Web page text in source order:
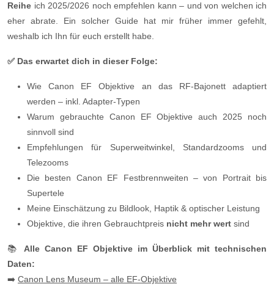
Reihe ich 2025/2026 noch empfehlen kann – und von welchen ich
eher abrate. Ein solcher Guide hat mir früher immer gefehlt,
weshalb ich Ihn für euch erstellt habe.
✅ Das erwartet dich in dieser Folge:
Wie Canon EF Objektive an das RF-Bajonett adaptiert
werden – inkl. Adapter-Typen
Warum gebrauchte Canon EF Objektive auch 2025 noch
sinnvoll sind
Empfehlungen für Superweitwinkel, Standardzooms und
Telezooms
Die besten Canon EF Festbrennweiten – von Portrait bis
Supertele
Meine Einschätzung zu Bildlook, Haptik & optischer Leistung
Objektive, die ihren Gebrauchtpreis nicht mehr wert sind
📚 Alle Canon EF Objektive im Überblick mit technischen
Daten:
➡️ Canon Lens Museum – alle EF-Objektive